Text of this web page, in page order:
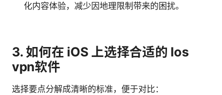
化内容体验，减少因地理限制带来的困扰。
3. 如何在 iOS 上选择合适的 Ios
vpn软件
选择要点分解成清晰的标准，便于对比：